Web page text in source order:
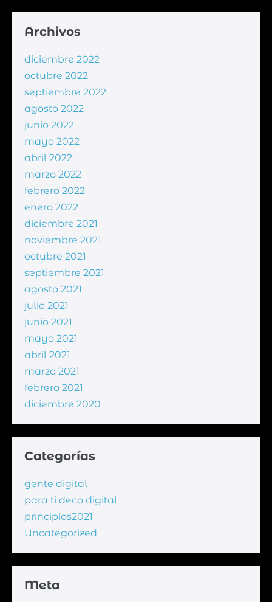
Archivos
diciembre 2022
octubre 2022
septiembre 2022
agosto 2022
junio 2022
mayo 2022
abril 2022
marzo 2022
febrero 2022
enero 2022
diciembre 2021
noviembre 2021
octubre 2021
septiembre 2021
agosto 2021
julio 2021
junio 2021
mayo 2021
abril 2021
marzo 2021
febrero 2021
diciembre 2020
Categorías
gente digital
para ti deco digital
principios2021
Uncategorized
Meta